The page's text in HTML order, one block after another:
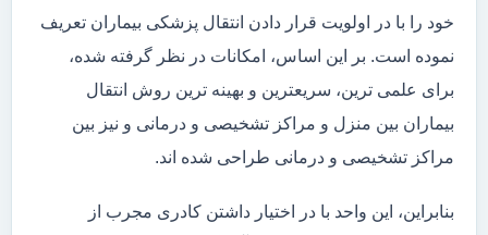
خود را با در اولویت قرار دادن انتقال پزشکی بیماران تعریف
نموده است. بر این اساس، امکانات در نظر گرفته شده،
برای علمی ترین، سریعترین و بهینه ترین روش انتقال
بیماران بین منزل و مراکز تشخیصی و درمانی و نیز بین
مراکز تشخیصی و درمانی طراحی شده اند.
بنابراین، این واحد با در اختیار داشتن کادری مجرب از